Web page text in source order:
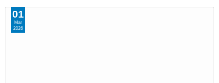
01
Mar
2026